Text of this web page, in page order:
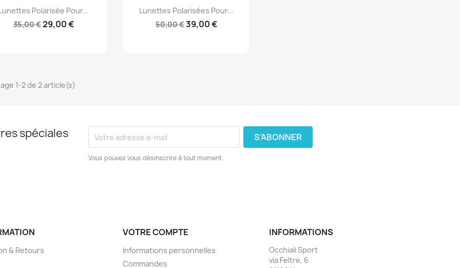
Aperçu rapide
Polarisée Pour...
35,00 €29,00 €
Aperçu rapide
Lunettes Polarisées Pour...
50,00 €39,00 €
1-2 de 2 article(s)
spéciales
Vous pouvez vous désinscrire à tout moment.
& Retours
VOTRE COMPTE
Informations personnelles
Commandes
INFORMATIONS
Occhiali Sport
via Feltre, 6